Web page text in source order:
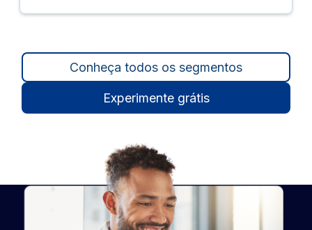
Conheça todos os segmentos
Experimente grátis